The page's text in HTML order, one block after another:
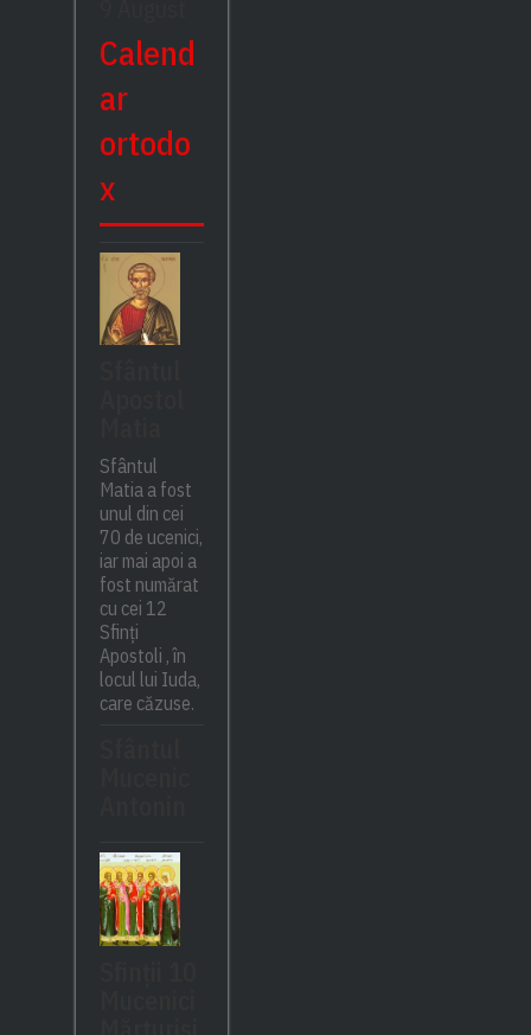
Calend
ar
ortodo
x
Sfântul
Matia a fost
unul din cei
70 de ucenici,
iar mai apoi a
fost numărat
cu cei 12
Sfinți
Apostoli , în
locul lui Iuda,
care căzuse.